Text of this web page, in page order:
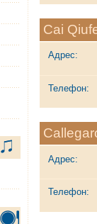
Cai
Адрес:
Телефон:
Адрес:
Телефон: